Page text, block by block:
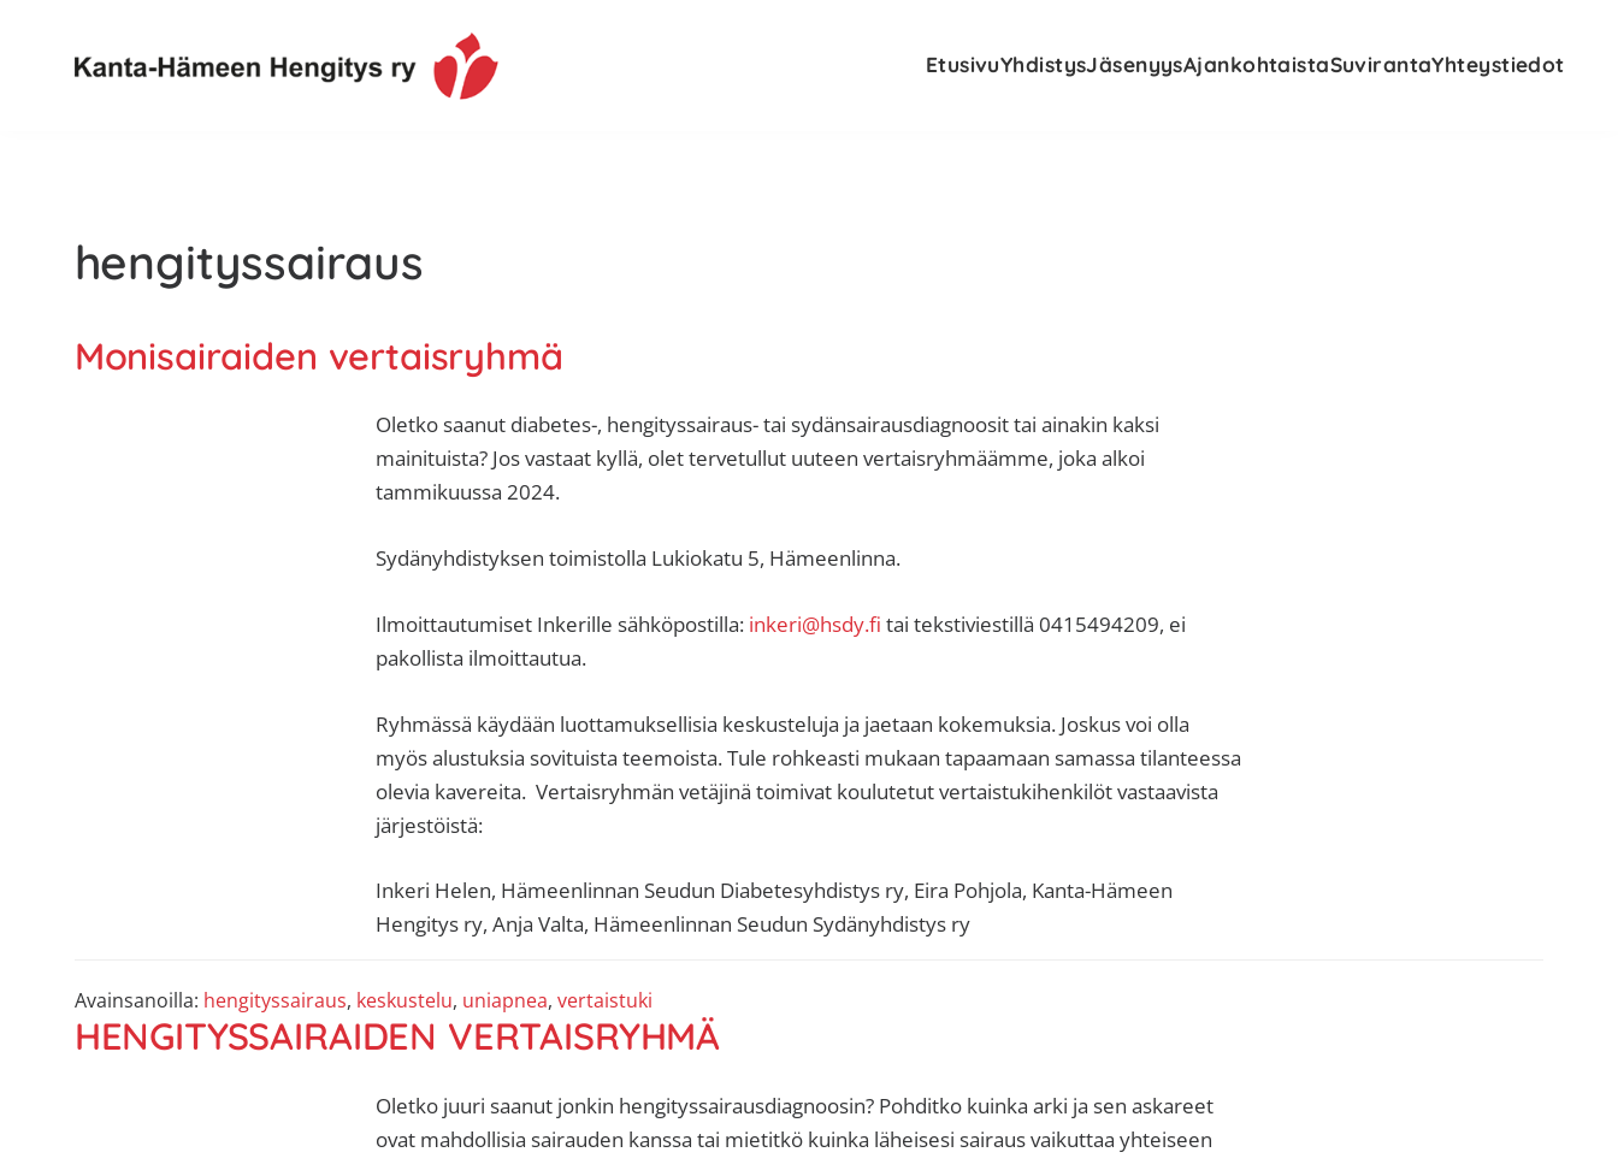
ensisijaiseen
valikkoon
pääsisältöön
alatunnisteeseen
Hengitys
ry
erityisesti
jos
koskettaa
astma,
EtusivuYhdistysJäsenyysAjankohtaistaSuvirantaYhteystiedot
hengityssairaus
Monisairaiden vertaisryhmä
Oletko saanut diabetes-, hengityssairaus- tai sydänsairausdiagnoosit tai ainakin kaksi
mainituista? Jos vastaat kyllä, olet tervetullut uuteen vertaisryhmäämme, joka alkoi
tammikuussa 2024.
Sydänyhdistyksen toimistolla Lukiokatu 5, Hämeenlinna.
Ilmoittautumiset Inkerille sähköpostilla: inkeri@hsdy.fi tai tekstiviestillä 0415494209, ei
pakollista ilmoittautua.
Ryhmässä käydään luottamuksellisia keskusteluja ja jaetaan kokemuksia. Joskus voi olla
myös alustuksia sovituista teemoista. Tule rohkeasti mukaan tapaamaan samassa tilanteessa
olevia kavereita. Vertaisryhmän vetäjinä toimivat koulutetut vertaistukihenkilöt vastaavista
järjestöistä:
Inkeri Helen, Hämeenlinnan Seudun Diabetesyhdistys ry, Eira Pohjola, Kanta-Hämeen
Hengitys ry, Anja Valta, Hämeenlinnan Seudun Sydänyhdistys ry
Avainsanoilla: hengityssairaus, keskustelu, uniapnea, vertaistuki
HENGITYSSAIRAIDEN VERTAISRYHMÄ
Oletko juuri saanut jonkin hengityssairausdiagnoosin? Pohditko kuinka arki ja sen askareet
ovat mahdollisia sairauden kanssa tai mietitkö kuinka läheisesi sairaus vaikuttaa yhteiseen